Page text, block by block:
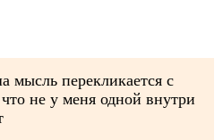
мысль перекликается с
не у меня одной внутри